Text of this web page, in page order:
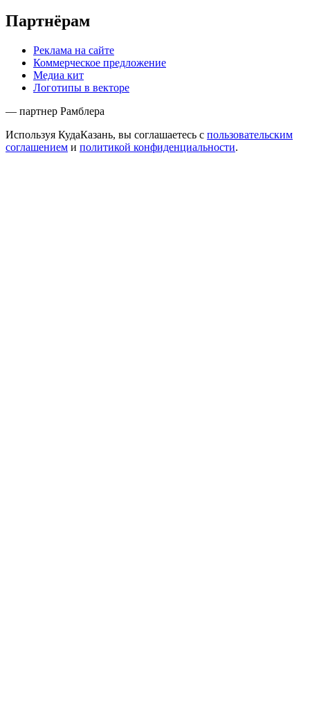
Партнёрам
Реклама на сайте
Коммерческое предложение
Медиа кит
Логотипы в векторе
— партнер Рамблера
Используя КудаКазань, вы соглашаетесь с пользовательским
соглашением и политикой конфиденциальности.